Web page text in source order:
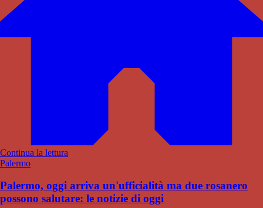
Continua la lettura
Palermo
Palermo, oggi arriva un'ufficialità ma due rosanero
possono salutare: le notizie di oggi